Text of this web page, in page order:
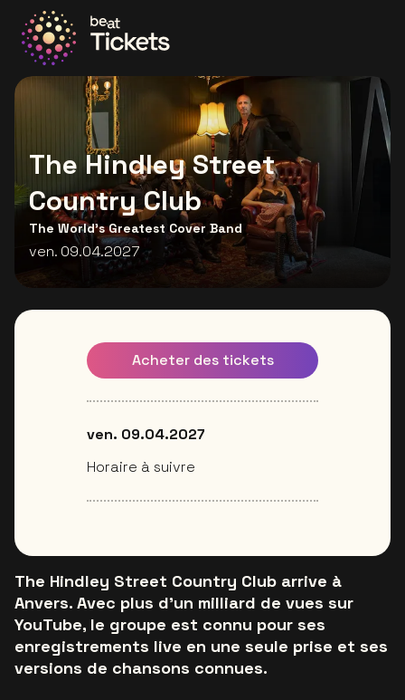
Allez à la page d'accueil
The Hindley Street
Country Club
The World’s Greatest Cover Band
ven. 09.04.2027
The Hindley Street Country Club arrive à
Anvers. Avec plus d’un milliard de vues sur
YouTube, le groupe est connu pour ses
enregistrements live en une seule prise et ses
versions de chansons connues.
Acheter des tickets
ven. 09.04.2027
Horaire à suivre